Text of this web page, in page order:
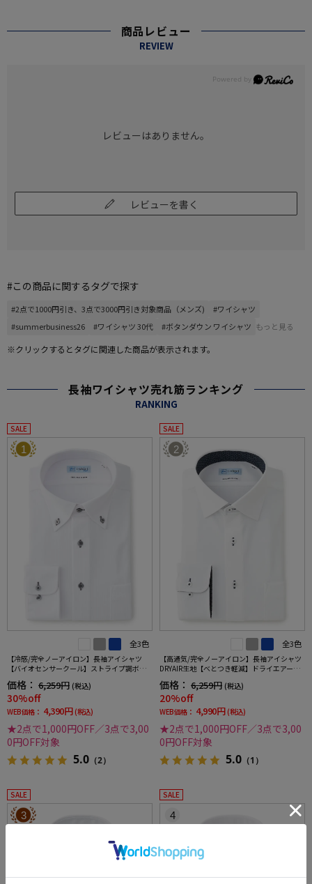
商品レビュー
REVIEW
レビューはありません。
レビューを書く
#この商品に関するタグで探す
#2点で1000円引き、3点で3000円引き対象商品（メンズ)
#ワイシャツ
#summerbusiness26
#ワイシャツ 30代 #ボタンダウン ワイシャツ もっと見る
※クリックするとタグに関連した商品が表示されます。
長袖ワイシャツ売れ筋ランキング
RANKING
SALE
1
全3色
【冷感/完全ノーアイロン】長袖アイシャツ
【バイオセンサークール】ストライプ調ボタ
効果吸汗速乾ワイシャツ春夏
価格： 6,259円 (税込)
30%off
WEB価格： 4,390円 (税込)
★2点で1,000円OFF／3点で3,00
0円OFF対象
5.0 （2）
SALE
2
全3色
【高通気/完全ノーアイロン】長袖アイシャツ
DRYAIR生地【べとつき軽減】ドライエアース
定ストレッチ防汚効果吸汗速乾ワイシャツ春
夏
価格： 6,259円 (税込)
20%off
WEB価格： 4,990円 (税込)
★2点で1,000円OFF／3点で3,00
0円OFF対象
5.0 （1）
SALE
3
SALE
4